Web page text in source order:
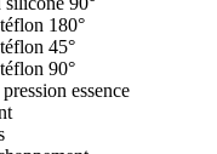
180°
45°
90°
essence